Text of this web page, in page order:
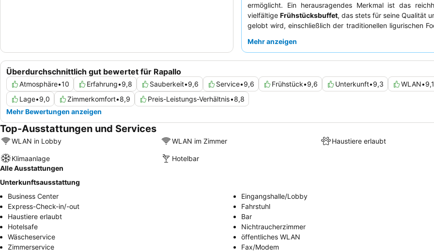
ermöglicht. Ein herausragendes Merkmal ist das
vielfältige Frühstücksbuffet, das stets für seine Qualität
gelobt wird, einschließlich der traditionellen ligurischen
Professionalität und Hilfsbereitschaft des Personals
schätzen wissen.
Mehr anzeigen
Überdurchschnittlich gut bewertet für Rapallo
Atmosphäre•10 Erfahrung•9,8 Sauberkeit•9,6 Service•9,6 Frühstück•9,6 Unterkunft•9,3 WLAN•9,1
Lage•9,0 Zimmerkomfort•8,9 Preis-Leistungs-Verhältnis•8,8
Mehr Bewertungen anzeigen
Top-Ausstattungen und Services
WLAN in Lobby WLAN im Zimmer Haustiere erlaubt
Klimaanlage
Hotelbar
Alle Ausstattungen
Unterkunftsausstattung
Business Center
Eingangshalle/Lobby
Express-Check-in/-out
Fahrstuhl
Haustiere erlaubt
Bar
Hotelsafe
Nichtraucherzimmer
Wäscheservice
öffentliches WLAN
Zimmerservice
Fax/Modem